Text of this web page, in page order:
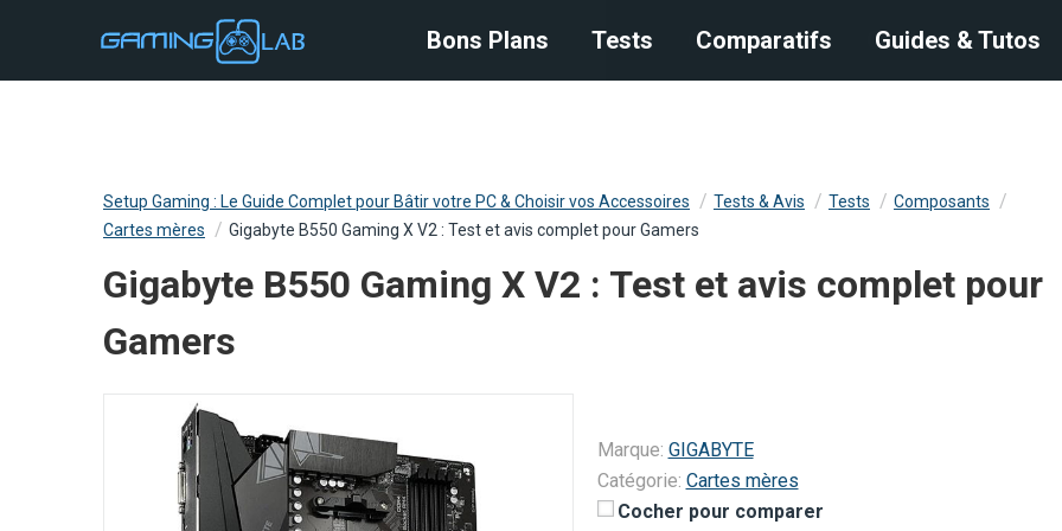
Bons Plans Tests Comparatifs Guides & Tutos
Setup Gaming : Le Guide Complet pour Bâtir votre PC & Choisir vos Accessoires Tests & Avis Tests
Composants
Cartes mères
Gigabyte B550 Gaming X V2 : Test et avis complet pour Gamers
Gigabyte B550 Gaming X V2 : Test et avis complet pour
Gamers
Marque: GIGABYTE
Catégorie: Cartes mères
Cocher pour comparer
Bons Plans Tests Comparatifs Guides & Tutos